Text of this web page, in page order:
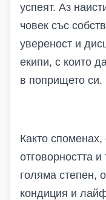
успеят. Аз
човек със
увереност и
екипи, с които
в попрището си.
Както
отговорността
голяма степен,
кондиция и